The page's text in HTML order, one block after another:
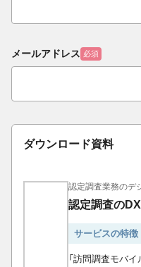
メールアドレス 必須
ダウンロード資料
認定調査業務のデ
認定調査のDX
サービスの特徴
「訪問調査モバ